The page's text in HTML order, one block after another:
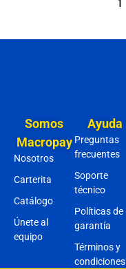
1
Somos
Macropay
Nosotros
Carterita
Catálogo
Únete al
equipo
Ayuda
Preguntas
frecuentes
Soporte
técnico
Políticas de
garantía
Términos y
condiciones